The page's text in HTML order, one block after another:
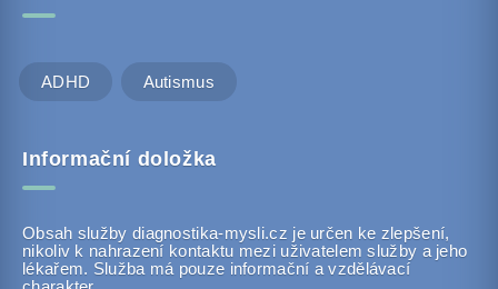
ADHD Autismus
Informační doložka
Obsah služby diagnostika-mysli.cz je určen ke zlepšení,
nikoliv k nahrazení kontaktu mezi uživatelem služby a jeho
lékařem. Služba má pouze informační a vzdělávací